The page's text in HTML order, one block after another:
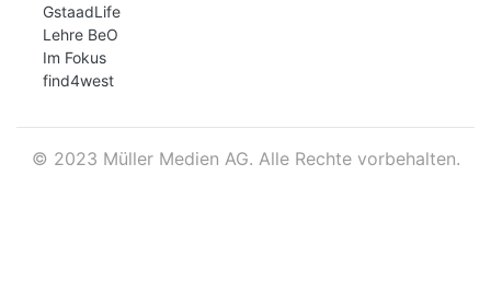
GstaadLife
Lehre BeO
Im Fokus
find4west
© 2023 Müller Medien AG. Alle Rechte vorbehalten.